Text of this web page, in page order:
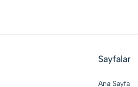
Sayfalar
Ana Sayfa